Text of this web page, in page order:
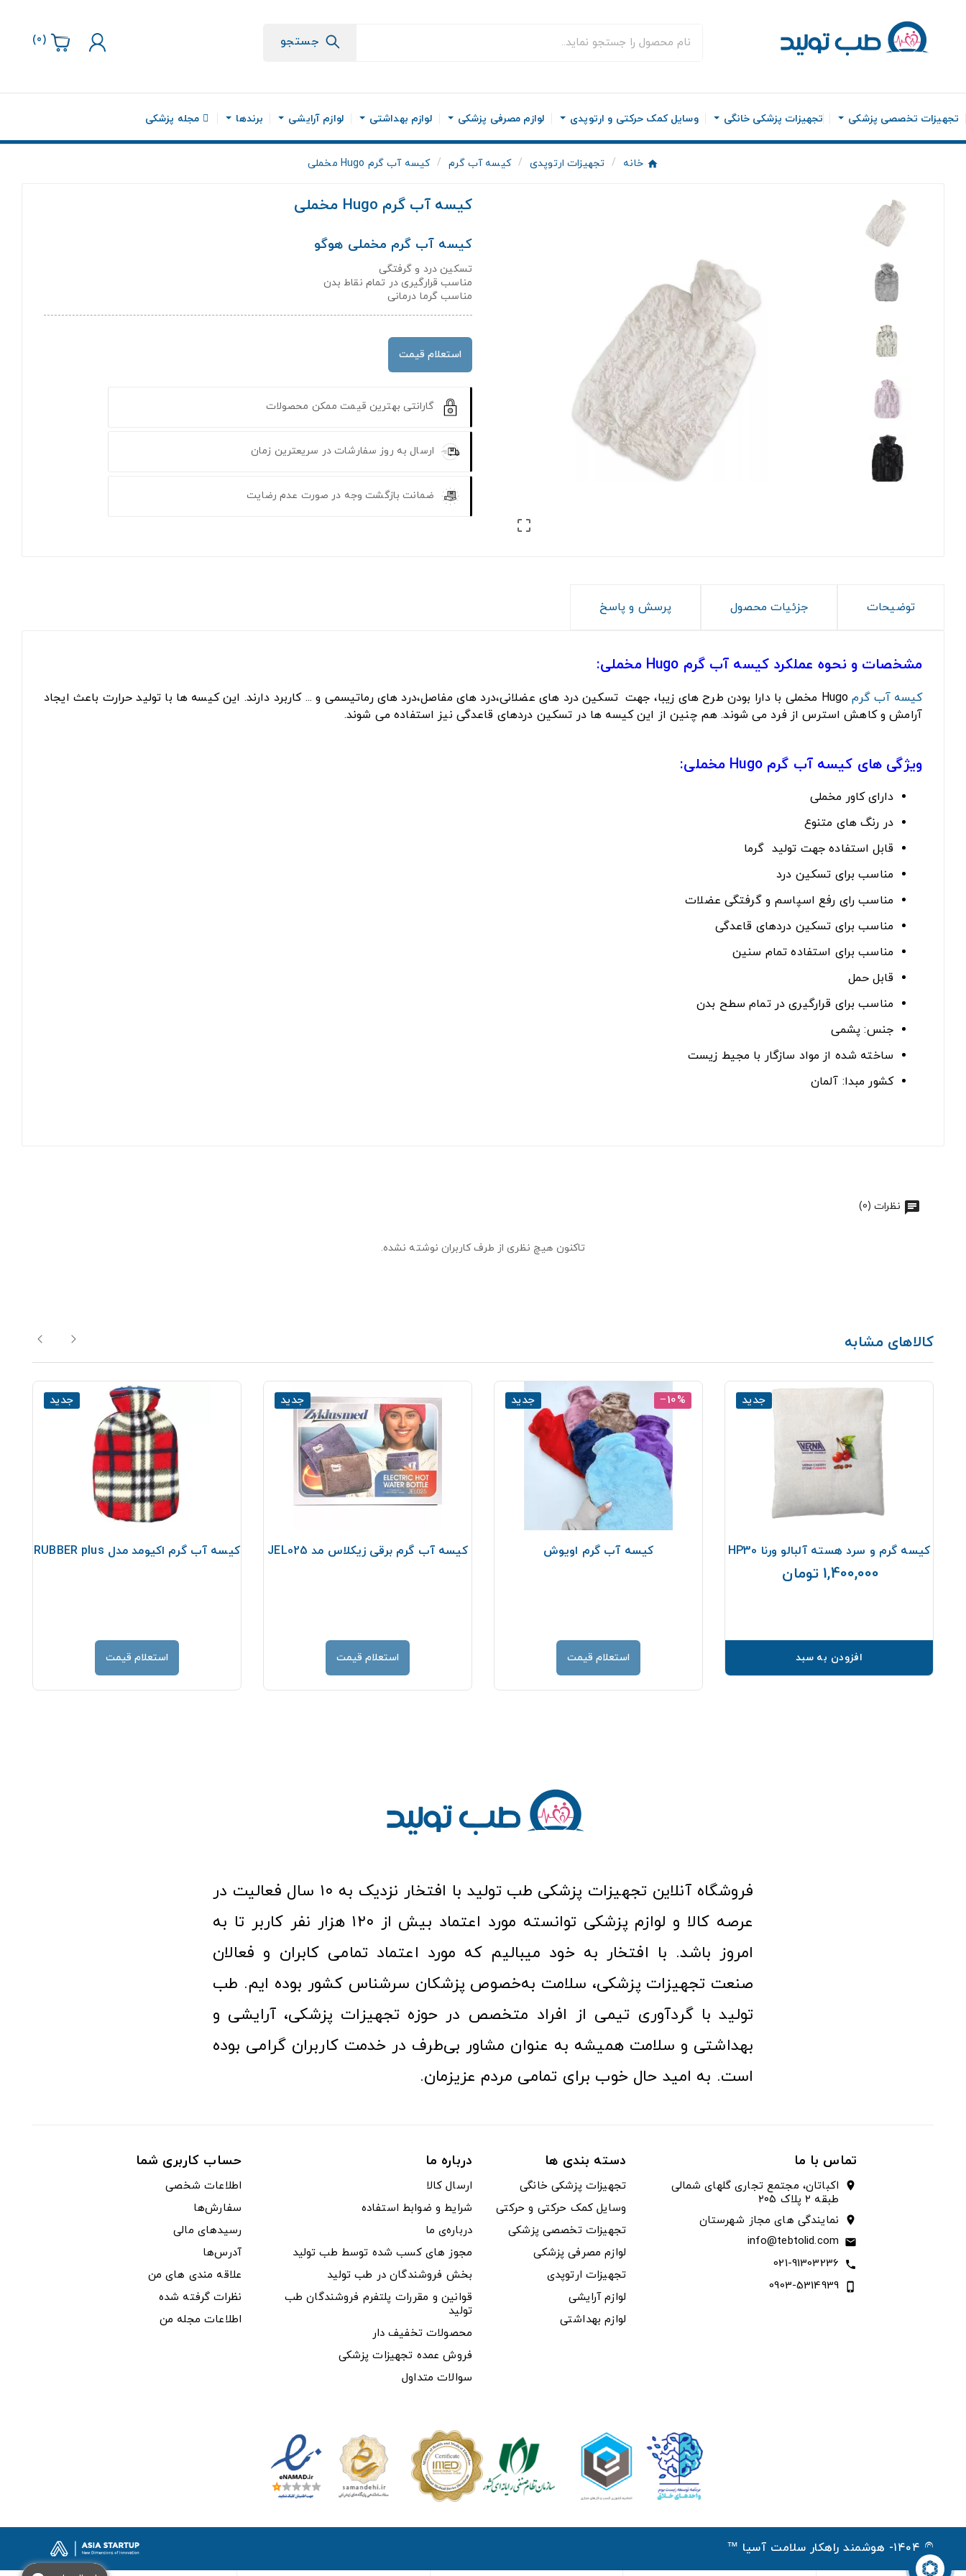
جستجو (
0
)
تجهیزات تخصصی پزشکی تجهیزات پزشکی خانگی وسایل کمک حرکتی و ارتوپدی لوازم مصرفی پزشکی لوازم بهداشتی لوازم آرایشی برندها مجله پزشکی
خانه تجهیزات ارتوپدی کیسه آب گرم کیسه آب گرم Hugo مخملی

کیسه آب گرم Hugo مخملی
کیسه آب گرم مخملی هوگو
تسکین درد و گرفتگی
مناسب قرارگیری در تمام نقاط بدن
مناسب گرما درمانی
استعلام قیمت
گارانتی بهترین قیمت ممکن محصولات
ارسال به روز سفارشات در سریعترین زمان
ضمانت بازگشت وجه در صورت عدم رضایت
توضیحات جزئیات محصول پرسش و پاسخ
مشخصات و نحوه عملکرد کیسه آب گرم Hugo مخملی:
کیسه آب گرم
Hugo مخملی با دارا بودن طرح های زیبا، جهت تسکین درد های عضلانی،درد های مفاصل،درد های رماتیسمی و ... کاربرد دارند. این کیسه ها با تولید حرارت باعث ایجاد
آرامش و کاهش استرس از فرد می شوند. هم چنین از این کیسه ها در تسکین دردهای قاعدگی نیز استفاده می شوند.
ویژگی های کیسه آب گرم Hugo مخملی:
دارای کاور مخملی
در رنگ های متنوع
قابل استفاده جهت تولید گرما
مناسب برای تسکین درد
مناسب رای رفع اسپاسم و گرفتگی عضلات
مناسب برای تسکین دردهای قاعدگی
مناسب برای استفاده تمام سنین
قابل حمل
مناسب برای قرارگیری در تمام سطح بدن
جنس: پشمی
ساخته شده از مواد سازگار با مجیط زیست
کشور مبدا: آلمان
نظرات (0)
تاکنون هیچ نظری از طرف کاربران نوشته نشده.
کالاهای مشابه
جدید
کیسه گرم و سرد هسته آلبالو ورنا HP30
1,400,000 تومان
افزودن به سبد
جدید ‎−10%
کیسه آب گرم اویوش
استعلام قیمت
جدید
کیسه آب گرم برقی زیکلاس مد JEL025
استعلام قیمت
جدید
کیسه آب گرم اکیومد مدل RUBBER plus
استعلام قیمت
فروشگاه آنلاین تجهیزات پزشکی طب تولید با افتخار نزدیک به ۱۰ سال فعالیت در
عرصه کالا و لوازم پزشکی توانسته مورد اعتماد بیش از ۱۲۰ هزار نفر کاربر تا به
امروز باشد. با افتخار به خود میبالیم که مورد اعتماد تمامی کابران و فعالان
صنعت تجهیزات پزشکی، سلامت به‌خصوص پزشکان سرشناس کشور بوده ایم. طب
تولید با گردآوری تیمی از افراد متخصص در حوزه تجهیزات پزشکی، آرایشی و
بهداشتی و سلامت همیشه به عنوان مشاور بی‌طرف در خدمت کاربران گرامی بوده
است. به امید حال خوب برای تمامی مردم عزیزمان.
تماس با ما
location_on
اکباتان، مجتمع تجاری گلهای شمالی
طبقه ۲ پلاک ۲۰۵
location_on نمایندگی های مجاز شهرستان
email
info@tebtolid.com
call
021-91303236
phone_iphone
0903-5314939
دسته بندی ها
تجهیزات پزشکی خانگی
وسایل کمک حرکتی و حرکتی
تجهیزات تخصصی پزشکی
لوازم مصرفی پزشکی
تجهیزات ارتوپدی
لوازم آرایشی
لوازم بهداشتی
درباره ما
ارسال کالا
شرایط و ضوابط استفاده
درباره‌ی ما
مجوز های کسب شده توسط طب تولید
بخش فروشندگان در طب تولید
قوانین و مقررات پلتفرم فروشندگان طب
تولید
محصولات تخفیف دار
فروش عمده تجهیزات پزشکی
سوالات متداول
حساب کاربری شما
اطلاعات شخصی
سفارش‌ها
رسیدهای مالی
آدرس‌ها
علاقه مندی های من
نظرات گرفته شده
اطلاعات مجله من
© ۱۴۰۴- هوشمند راهکار سلامت آسیا ™